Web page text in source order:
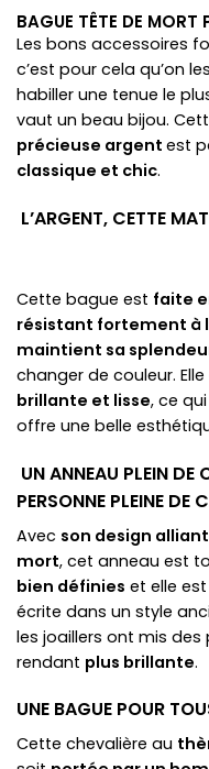
BAGUE TÊTE DE MORT
Les bons accessoires
c’est pour cela qu’on
habiller une tenue le
vaut un beau bijou.
précieuse argent est
classique et chic.
L’ARGENT, CETTE
Cette bague est faite
résistant fortement à
maintient sa
changer de couleur.
brillante et lisse, ce
offre une belle
UN ANNEAU PLEIN DE
PERSONNE PLEINE DE
Avec son design
mort, cet anneau est
bien définies et elle est
écrite dans un style
les joaillers ont mis des
rendant plus brillante.
UNE BAGUE POUR
Cette chevalière au